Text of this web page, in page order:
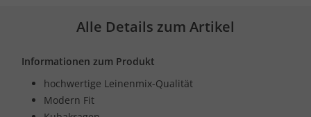
Alle Details zum Artikel
Informationen zum Produkt
hochwertige Leinenmix-Qualität
Modern Fit